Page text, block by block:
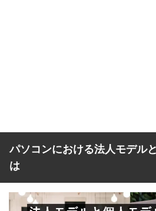
パソコンにおける法人モデル
は